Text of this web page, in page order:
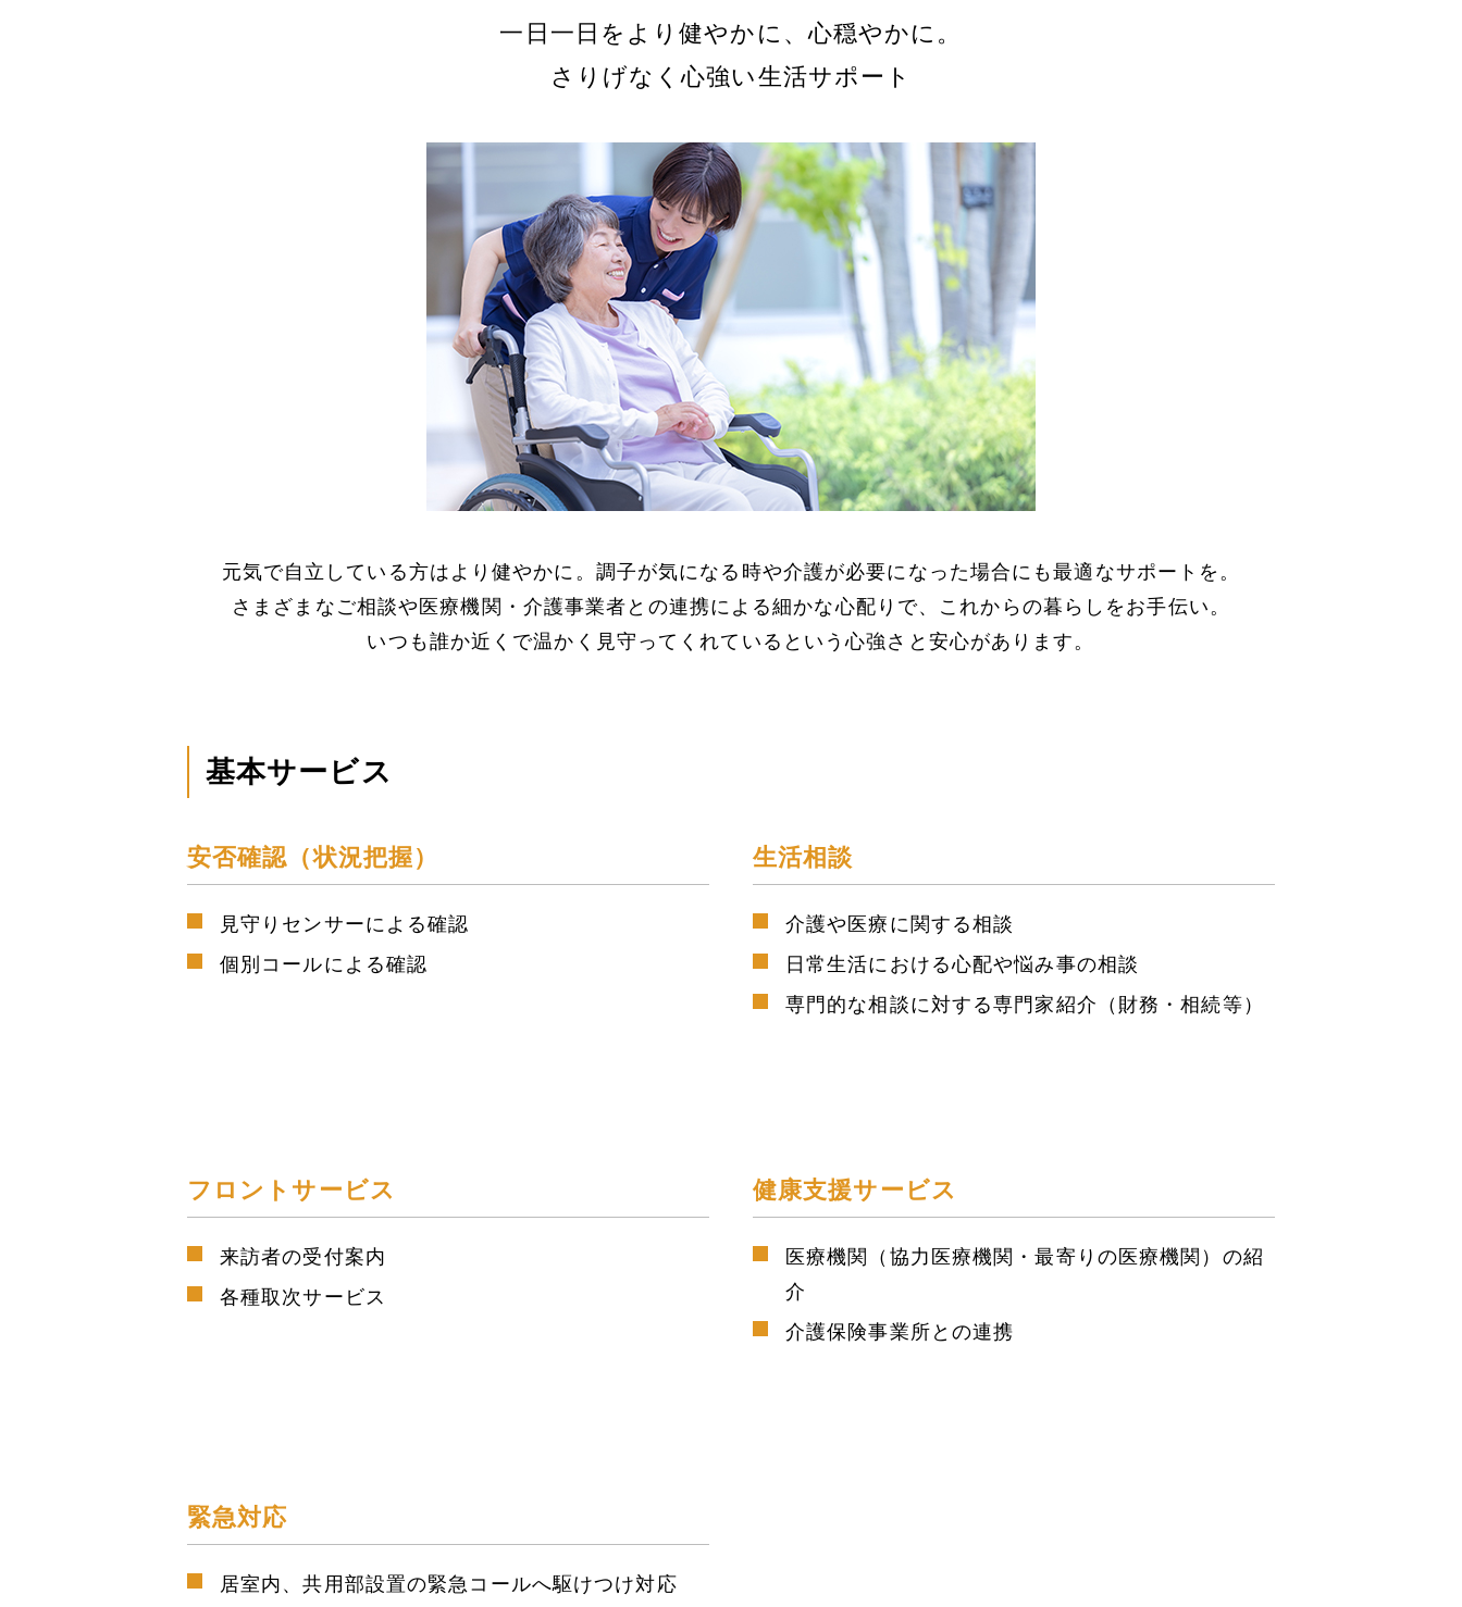
一日一日をより健やかに、心穏やかに。
さりげなく心強い生活サポート
元気で自立している方はより健やかに。 調子が気になる時や介護が必要になった場合にも最適なサポートを。
さまざまなご相談や医療機関・介護事業者との連携による細かな心配りで、これからの暮らしをお手伝い。
いつも誰か近くで温かく見守ってくれているという心強さと安心があります。
基本サービス
安否確認（状況把握）
見守りセンサーによる確認
個別コールによる確認
生活相談
介護や医療に関する相談
日常生活における心配や悩み事の相談
専門的な相談に対する専門家紹介（財務・相続等）
フロントサービス
来訪者の受付案内
各種取次サービス
健康支援サービス
医療機関（協力医療機関・最寄りの医療機関）の紹
介
介護保険事業所との連携
緊急対応
居室内、共用部設置の緊急コールへ駆けつけ対応